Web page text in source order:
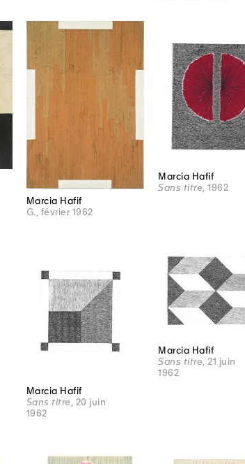
Marcia Hafif
G. , février 1962
Marcia Hafif
Sans titre, 1962
Marcia Hafif
Sans titre , 20 juin
1962
Marcia Hafif
Sans titre, 21 juin
1962